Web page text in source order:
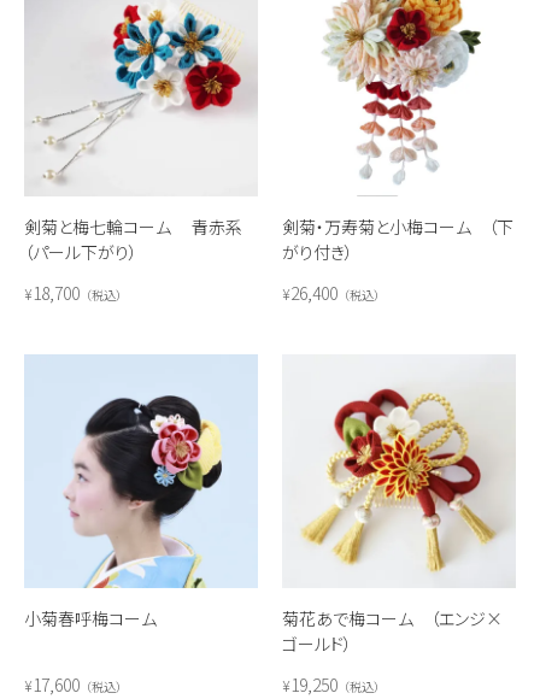
剣菊と梅七輪コーム 青赤系
（パール下がり）
¥18,700 税込
剣菊・万寿菊と小梅コーム （下
がり付き）
¥26,400 税込
小菊春呼梅コーム
¥17,600 税込
菊花あで梅コーム （エンジ×
ゴールド）
¥19,250 税込